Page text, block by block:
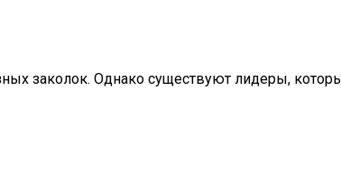
заколок. Однако существуют лидеры,